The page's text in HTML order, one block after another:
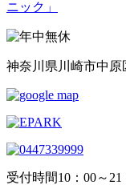
神奈川県川崎市中
受付時間10：00～